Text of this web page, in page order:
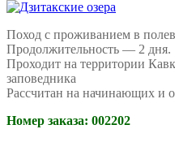
Поход с проживанием в
Продолжительность — 2 дня.
Проходит на территории
заповедника
Рассчитан на начинающих и
Номер заказа: 002202